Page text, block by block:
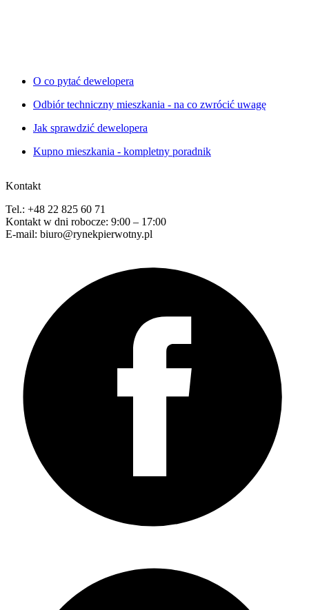
O co pytać dewelopera
Odbiór techniczny mieszkania - na co zwrócić uwagę
Jak sprawdzić dewelopera
Kupno mieszkania - kompletny poradnik
Kontakt
Tel.: +48 22 825 60 71
Kontakt w dni robocze: 9:00 – 17:00
E-mail: biuro@rynekpierwotny.pl